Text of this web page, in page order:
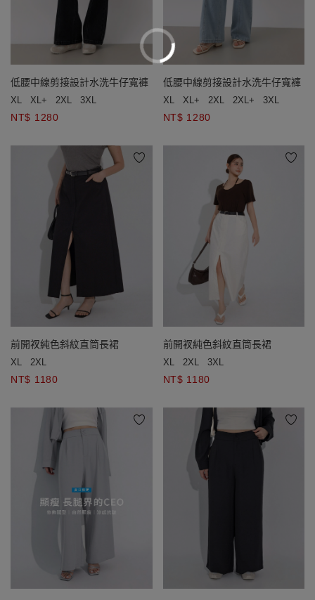
低腰中線剪接設計水洗牛仔寬褲
XL XL+ 2XL 3XL
NT$ 1280
低腰中線剪接設計水洗牛仔寬褲
XL XL+ 2XL 2XL+ 3XL
NT$ 1280
前開衩純色斜紋直筒長裙
XL 2XL
NT$ 1180
前開衩純色斜紋直筒長裙
XL 2XL 3XL
NT$ 1180